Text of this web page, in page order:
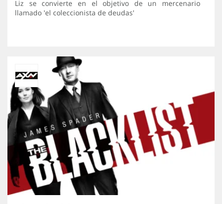
Liz se convierte en el objetivo de un mercenario
llamado 'el coleccionista de deudas'